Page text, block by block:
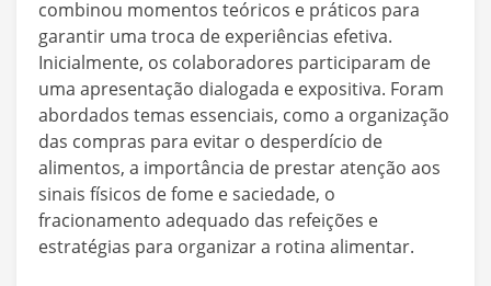
combinou momentos teóricos e práticos para
garantir uma troca de experiências efetiva.
Inicialmente, os colaboradores participaram de
uma apresentação dialogada e expositiva. Foram
abordados temas essenciais, como a organização
das compras para evitar o desperdício de
alimentos, a importância de prestar atenção aos
sinais físicos de fome e saciedade, o
fracionamento adequado das refeições e
estratégias para organizar a rotina alimentar.